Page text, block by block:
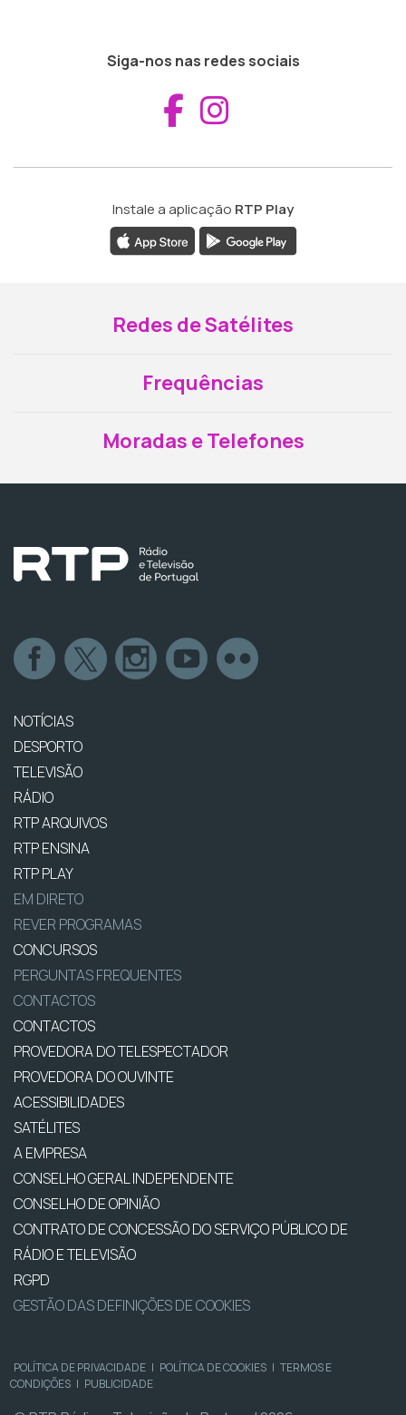
Siga-nos nas redes sociais
Aceder ao
Instale a aplicação RTP Play
Redes de Satélites
Frequências
Moradas e Telefones
NOTÍCIAS
DESPORTO
TELEVISÃO
RÁDIO
RTP ARQUIVOS
RTP ENSINA
RTP PLAY
EM DIRETO
REVER PROGRAMAS
CONCURSOS
PERGUNTAS FREQUENTES
CONTACTOS
CONTACTOS
PROVEDORA DO TELESPECTADOR
PROVEDORA DO OUVINTE
ACESSIBILIDADES
SATÉLITES
A EMPRESA
CONSELHO GERAL INDEPENDENTE
CONSELHO DE OPINIÃO
CONTRATO DE CONCESSÃO DO SERVIÇO PÚBLICO DE
RÁDIO E TELEVISÃO
RGPD
GESTÃO DAS DEFINIÇÕES DE COOKIES
POLÍTICA DE PRIVACIDADE | POLÍTICA DE COOKIES | TERMOS E
CONDIÇÕES | PUBLICIDADE